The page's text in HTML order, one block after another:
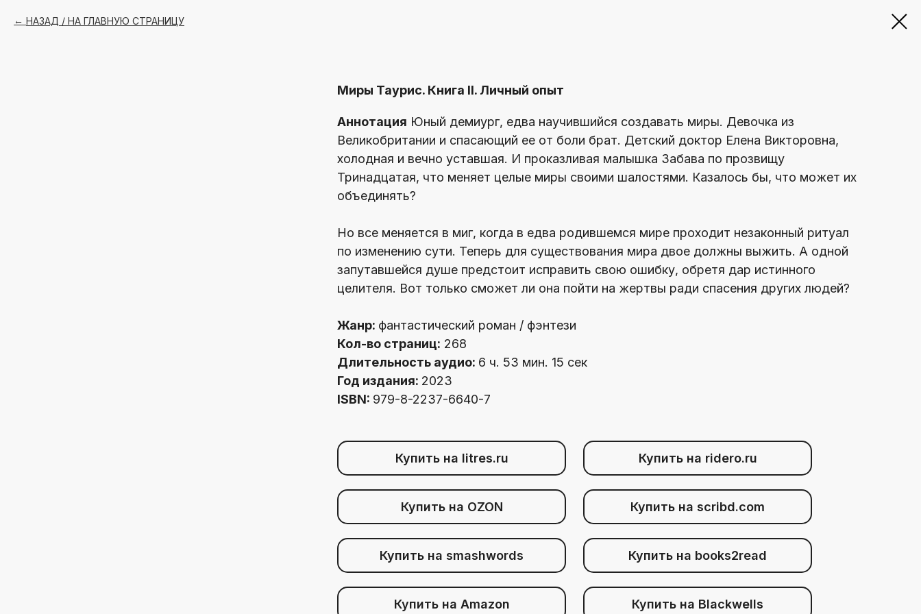
НАЗАД / НА ГЛАВНУЮ СТРАНИЦУ
Миры Таурис. Книга II. Личный опыт
Аннотация Юный демиург, едва научившийся создавать миры. Девочка из
Великобритании и спасающий ее от боли брат. Детский доктор Елена Викторовна,
холодная и вечно уставшая. И проказливая малышка Забава по прозвищу
Тринадцатая, что меняет целые миры своими шалостями. Казалось бы, что может их
объединять?
Но все меняется в миг, когда в едва родившемся мире проходит незаконный ритуал
по изменению сути. Теперь для существования мира двое должны выжить. А одной
запутавшейся душе предстоит исправить свою ошибку, обретя дар истинного
целителя. Вот только сможет ли она пойти на жертвы ради спасения других людей?
Жанр: фантастический роман / фэнтези
Кол-во страниц: 268
Длительность аудио: 6 ч. 53 мин. 15 сек
Год издания: 2023
ISBN: 979-8-2237-6640-7
Купить на litres.ru Купить на ridero.ru
Купить на OZON Купить на scribd.com
Купить на smashwords Купить на books2read
Купить на Amazon Купить на Blackwells